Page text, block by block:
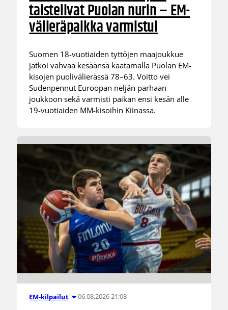
taistelivat Puolan nurin – EM-
välieräpaikka varmistui
Suomen 18-vuotiaiden tyttöjen maajoukkue
jatkoi vahvaa kesäänsä kaatamalla Puolan EM-
kisojen puolivälierässä 78–63. Voitto vei
Sudenpennut Euroopan neljän parhaan
joukkoon sekä varmisti paikan ensi kesän alle
19-vuotiaiden MM-kisoihin Kiinassa.
EM-kilpailut 06.08.2026 21:08